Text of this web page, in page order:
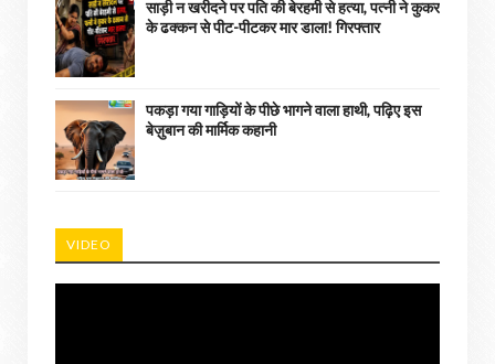
साड़ी न खरीदने पर पति की बेरहमी से हत्या, पत्नी ने कुकर
के ढक्कन से पीट-पीटकर मार डाला! गिरफ्तार
पकड़ा गया गाड़ियों के पीछे भागने वाला हाथी, पढ़िए इस
बेज़ुबान की मार्मिक कहानी
VIDEO